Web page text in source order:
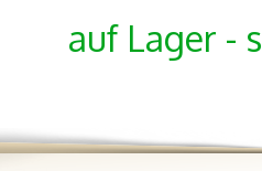
auf Lager -